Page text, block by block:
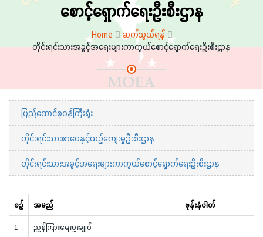
စောင့်ရှောက်ရေးဦးစီးဌာန
Home
ဆက်သွယ်ရန်
တိုင်းရင်းသားအခွင့်အရေးများကာကွယ်စောင့်ရှောက်ရေးဦးစီးဌာန
ပြည်ထောင်စုဝန်ကြီးရုံး
တိုင်းရင်းသားစာပေနှင့်ယဉ်ကျေးမှုဦးစီးဌာန
တိုင်းရင်းသားအခွင့်အရေးများကာကွယ်စောင့်ရှောက်ရေးဦးစီးဌာန
စဉ် အမည် ဖုန်းနံပါတ်
1 ညွှန်ကြားရေးမှူးချုပ် -